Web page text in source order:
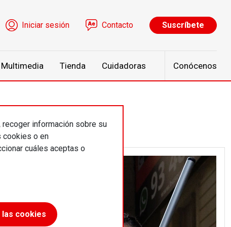
de cuenta de usuario
Iniciar sesión Contacto Suscríbete
Multimedia Tienda Cuidadoras Conócenos
información sobre su
cookies o en
cuáles aceptas o
cookies